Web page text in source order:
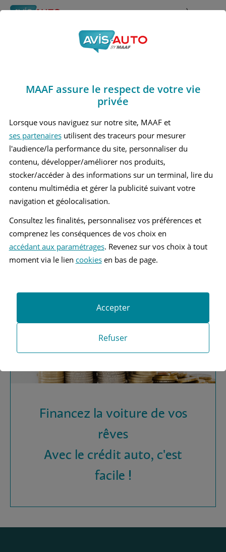
Rechercher À propos
Obtenir un devis d'assurance auto MAAF
Avis Rover 216
ROVER 216 1 BERLINE
Vous recherchez une
assurance automobile ?
Obtenez vos devis MAAF
Financez la voiture de vos
rêves
Avec le crédit auto, c'est
facile !
MAAF assure le respect de votre vie
privée
Lorsque vous naviguez sur notre site, MAAF et
ses partenairesutilisent des traceurs pour mesurer
l'audience/la performance du site, personnaliser du
contenu, développer/améliorer nos produits,
stocker/accéder à des informations sur un terminal, lire du
contenu multimédia et gérer la publicité suivant votre
navigation et géolocalisation.
Consultez les finalités, personnalisez vos préférences et
comprenez les conséquences de vos choix en
accédant aux paramétrages. Revenez sur vos choix à tout
moment via le lien cookiesen bas de page.
Refuser
Accepter